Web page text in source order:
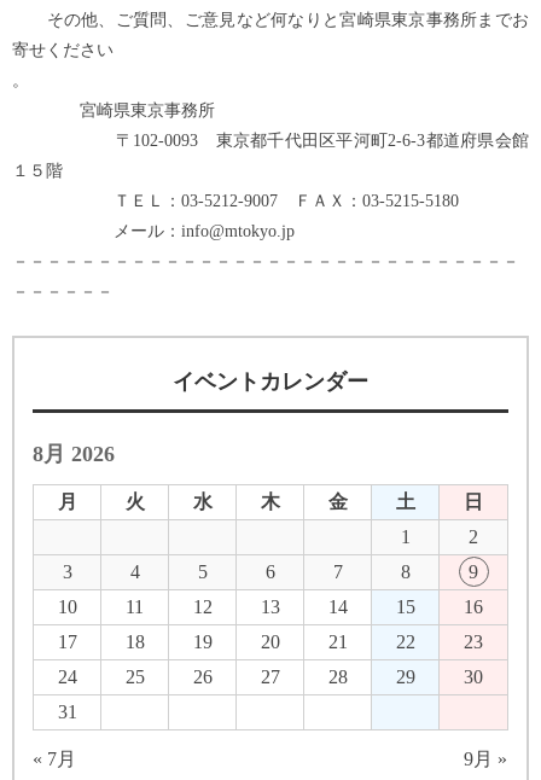
その他、ご質問、ご意見など何なりと宮崎県東京事務所までお
寄せください
。
宮崎県東京事務所
〒102-0093 東京都千代田区平河町2-6-3都道府県会館
１５階
ＴＥＬ：03-5212-9007 ＦＡＸ：03-5215-5180
メール：info@mtokyo.jp
－－－－－－－－－－－－－－－－－－－－－－－－－－－－－－
－－－－－－
イベントカレンダー
8月 2026
月 火 水 木 金 土
日
1
2
3
4 5 6 7 8
9
10
11 12 13 14 15
16
17
18 19 20 21 22
23
24
25 26 27 28 29
30
31
« 7月 9月 »